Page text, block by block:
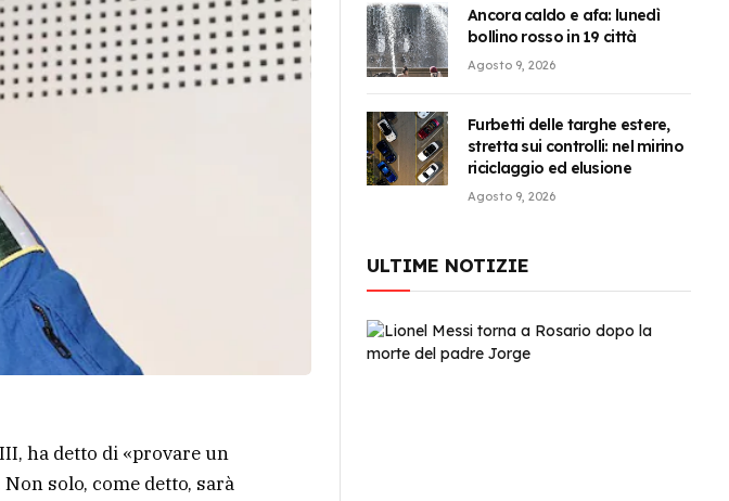
ha detto di «provare un
solo, come detto, sarà
Ancora caldo e afa: lunedì
bollino rosso in 19 città
Agosto 9, 2026
Furbetti delle targhe estere,
stretta sui controlli: nel mirino
riciclaggio ed elusione
Agosto 9, 2026
ULTIME NOTIZIE